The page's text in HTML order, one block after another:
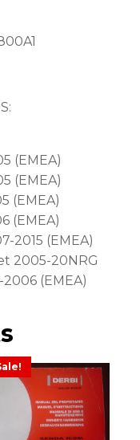
(EMEA)
(EMEA)
(EMEA)
(EMEA)
2015 (EMEA)
2005-20NRG
(EMEA)